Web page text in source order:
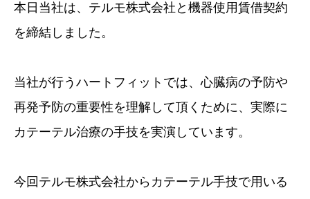
本日当社は、テルモ株式会社と機器使用賃借契約
を締結しました。
当社が行うハートフィットでは、心臓病の予防や
再発予防の重要性を理解して頂くために、実際に
カテーテル治療の手技を実演しています。
今回テルモ株式会社からカテーテル手技で用いる